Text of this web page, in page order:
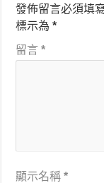
發佈留言必須填
標示為*
留言*
顯示名稱*